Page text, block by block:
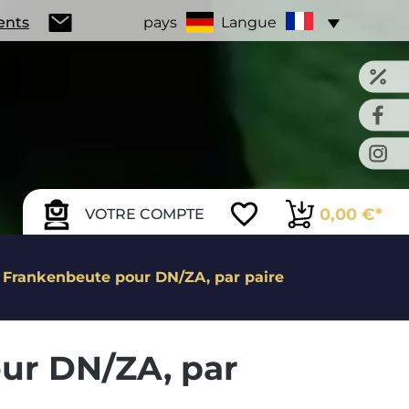
pays Langue
VOTRE COMPTE 0,00 €*
pour DN/ZA, par paire
DN/ZA, par